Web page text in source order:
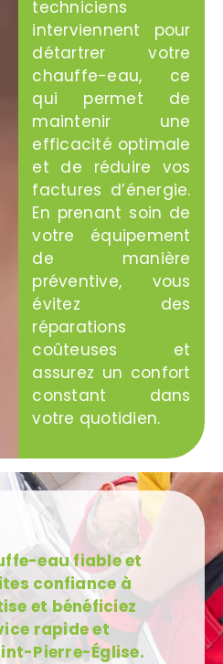
techniciens
interviennent pour
détartrer votre
chauffe-eau, ce
qui permet de
maintenir une
efficacité optimale
et de réduire vos
factures d’énergie.
En prenant soin de
votre équipement
de manière
préventive, vous
évitez des
réparations
coûteuses et
assurez un confort
constant dans
votre quotidien.
eau fiable et
confiance à
et bénéficiez
rapide et
Pierre-Église.